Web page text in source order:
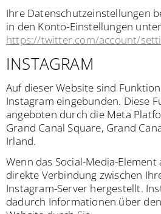
Ihre Datenschutzeinstellungen
in den Konto-Einstellungen unter
https://twitter.com/account/
INSTAGRAM
Auf dieser Website sind
Instagram eingebunden. Diese
angeboten durch die Meta
Grand Canal Square, Grand
Irland.
Wenn das Social-Media-
direkte Verbindung zwischen
Instagram-Server hergestellt.
dadurch Informationen über